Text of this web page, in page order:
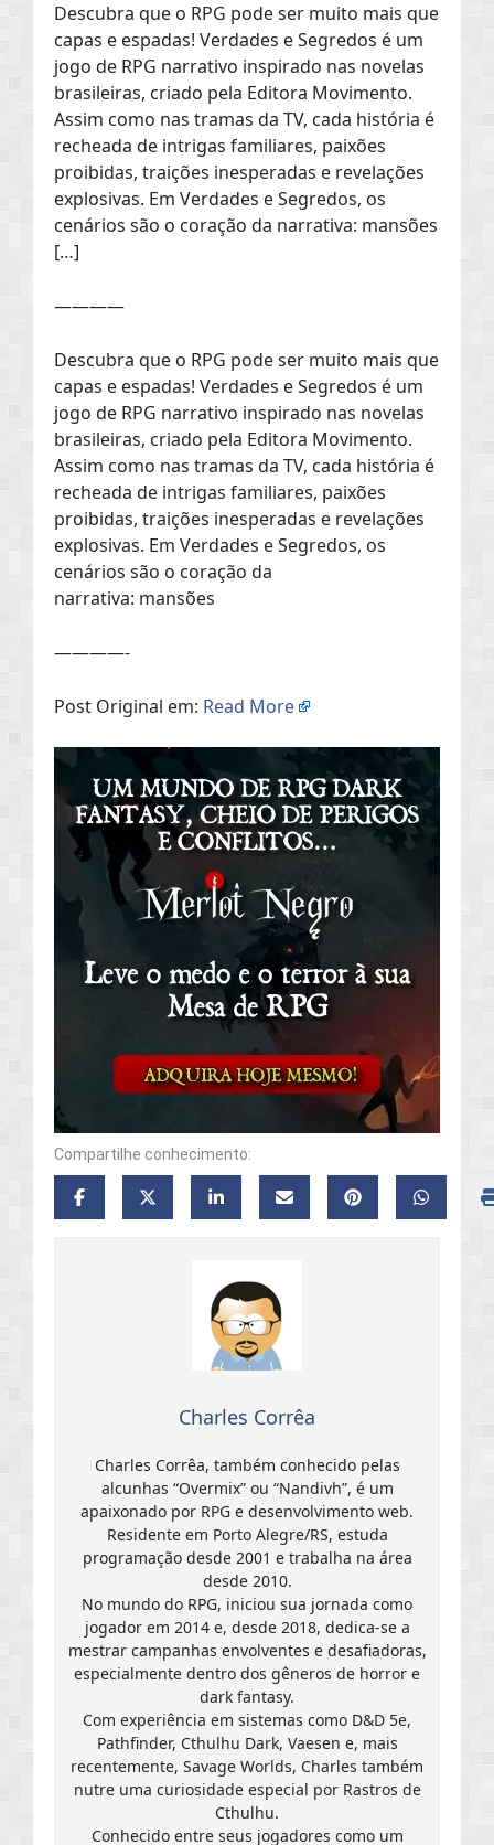
Descubra que o RPG pode ser muito mais que
capas e espadas! Verdades e Segredos é um
jogo de RPG narrativo inspirado nas novelas
brasileiras, criado pela Editora Movimento.
Assim como nas tramas da TV, cada história é
recheada de intrigas familiares, paixões
proibidas, traições inesperadas e revelações
explosivas. Em Verdades e Segredos, os
cenários são o coração da narrativa: mansões
[…]
————
Descubra que o RPG pode ser muito mais que
capas e espadas! Verdades e Segredos é um
jogo de RPG narrativo inspirado nas novelas
brasileiras, criado pela Editora Movimento.
Assim como nas tramas da TV, cada história é
recheada de intrigas familiares, paixões
proibidas, traições inesperadas e revelações
explosivas. Em Verdades e Segredos, os
cenários são o coração da
narrativa: mansões
————-
Post Original em: Read More
Compartilhe conhecimento:
Charles Corrêa
Charles Corrêa, também conhecido pelas
alcunhas “Overmix” ou “Nandivh”, é um
apaixonado por RPG e desenvolvimento web.
Residente em Porto Alegre/RS, estuda
programação desde 2001 e trabalha na área
desde 2010.
No mundo do RPG, iniciou sua jornada como
jogador em 2014 e, desde 2018, dedica-se a
mestrar campanhas envolventes e desafiadoras,
especialmente dentro dos gêneros de horror e
dark fantasy.
Com experiência em sistemas como D&D 5e,
Pathfinder, Cthulhu Dark, Vaesen e, mais
recentemente, Savage Worlds, Charles também
nutre uma curiosidade especial por Rastros de
Cthulhu.
Conhecido entre seus jogadores como um